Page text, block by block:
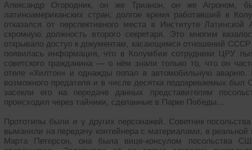
Александр Огородник, он же Трианон, он же Агроном,
латиноамериканских стран, долгое время работавший в
отказался от перспективного места в Институте
скромную должность второго секретаря. Это многим
открывало доступ к документам, касающимся отношений
появилась информация, что в Колумбии сотрудники ЦРУ
советского гражданина — о нём знали только то, что он
отеле «Хилтон» и однажды попал в автомобильную аварию.
возможного предателя и в числе десятка подозреваемых был
засекли его на передаче данных представителям
происходил через тайники, сделанные в Парке Победы…
Прототипы были и у других персонажей. Советник
выманили на передачу контейнера с материалами, в
Марта Петерсон, она была вице-консулом посольства